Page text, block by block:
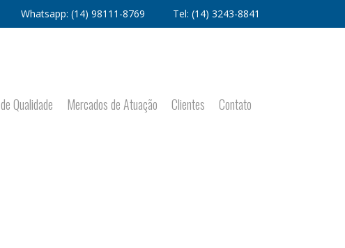
Tel: (14) 3243-8841
Whatsapp: (14) 98111-8769
Qualidade Mercados de Atuação Clientes Contato